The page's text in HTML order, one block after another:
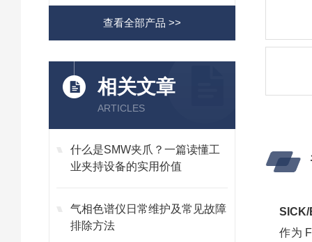
查看全部产品 >>
相关文章
ARTICLES
什么是SMW夹爪？一篇读懂工
业夹持设备的实用价值
气相色谱仪日常维护及常见故障
排除方法
SICK/
作为